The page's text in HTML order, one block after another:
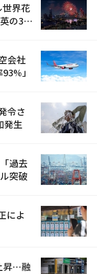
界花
の3カ
会社
」
令さ
発生
過去
突破
によ
昇…融